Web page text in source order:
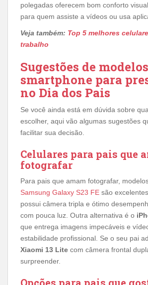
polegadas oferecem bom conforto
para quem assiste a vídeos ou usa
Veja também: Top 5 melhores
trabalho
Sugestões de
smartphone para
no Dia dos Pais
Se você ainda está em dúvida sobre
escolher, aqui vão algumas sugestões
facilitar sua decisão.
Celulares para pais que
fotografar
Para pais que amam fotografar,
Samsung Galaxy S23 FE são
possui câmera tripla e ótimo
com pouca luz. Outra alternativa é o
que entrega imagens impecáveis e
estabilidade profissional. Se o seu pai
Xiaomi 13 Lite com câmera frontal
surpreender.
Opções para pais que